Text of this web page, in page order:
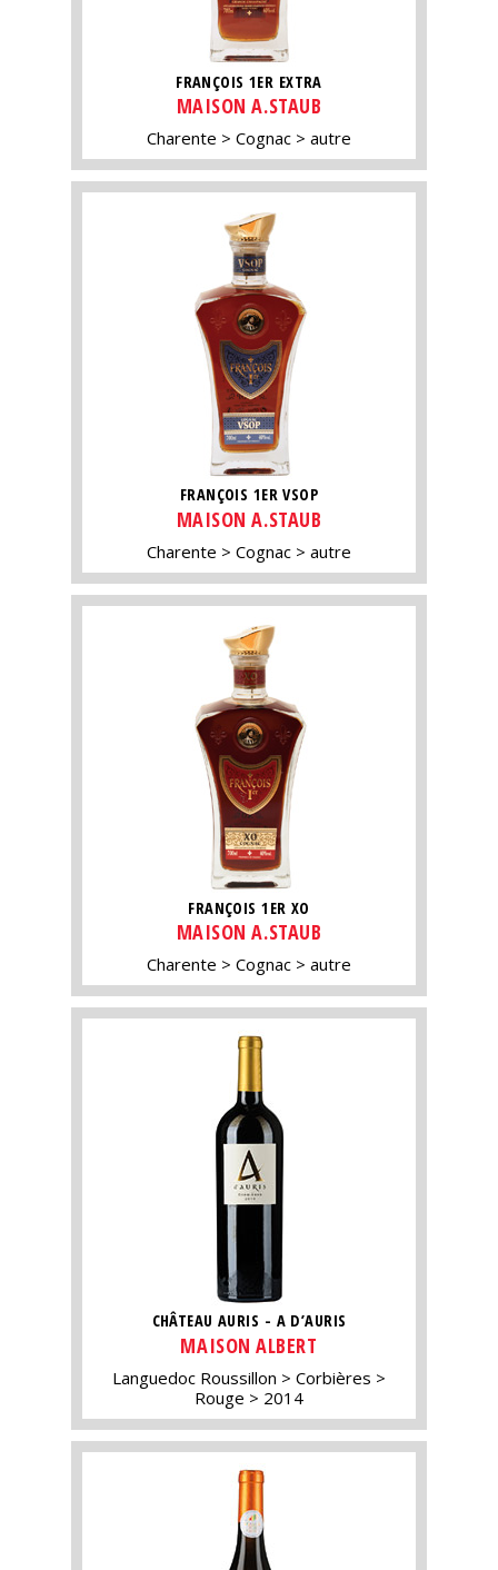
FRANÇOIS 1ER EXTRA
MAISON A.STAUB
Charente Cognac autre
FRANÇOIS 1ER VSOP
MAISON A.STAUB
Charente Cognac autre
FRANÇOIS 1ER XO
MAISON A.STAUB
Charente Cognac autre
CHÂTEAU AURIS - A D’AURIS
MAISON ALBERT
Languedoc Roussillon
Corbières
Rouge
2014